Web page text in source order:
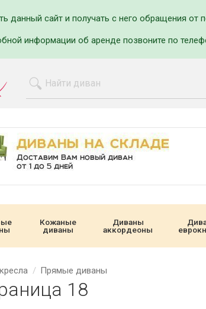
данный сайт и получать с него обращения от
информации об аренде позвоните по
Кожаные
диваны
Диваны
аккордеоны
Прямые диваны
18